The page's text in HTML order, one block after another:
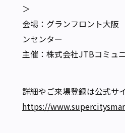
＞
会場：グランフロント大
ンセンター
主催：株式会社JTBコミュ
詳細やご来場登録は公式サ
https://